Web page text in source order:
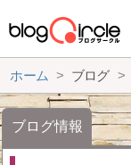
ホーム ブログ
ブログ情報